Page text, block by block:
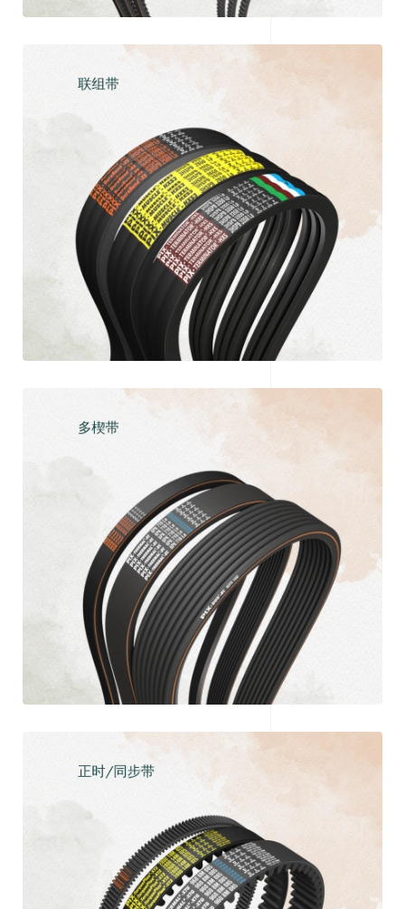
联组带
探索
多楔带
探索
正时/同步带
探索